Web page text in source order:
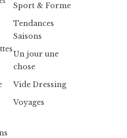
Sport & Forme
Tendances
Saisons
Un jour une
chose
Vide Dressing
Voyages